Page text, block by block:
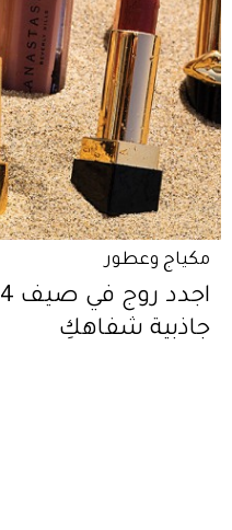
مكياج وعطور
جاذبية شفاهكِ